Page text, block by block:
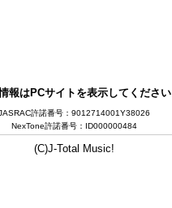
報はPCサイトを表示してください
許諾番号：9012714001Y38026
NexTone許諾番号：ID000000484
(C)J-Total Music!